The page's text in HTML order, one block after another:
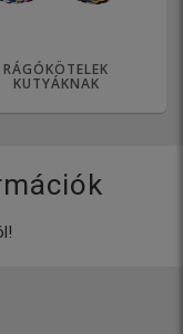
RÁGÓKÖTELEK
KUTYÁKNAK